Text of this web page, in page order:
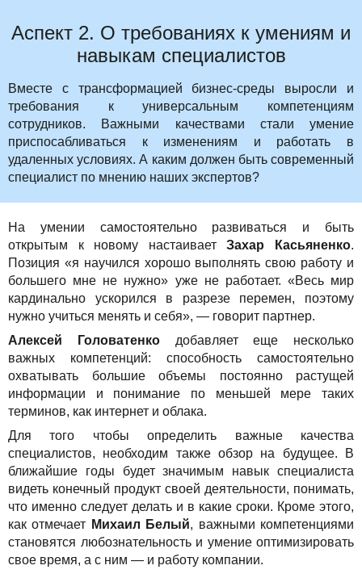
Аспект 2. О требованиях к умениям и
навыкам специалистов
Вместе с трансформацией бизнес-среды выросли и
требования к универсальным компетенциям
сотрудников. Важными качествами стали умение
приспосабливаться к изменениям и работать в
удаленных условиях. А каким должен быть современный
специалист по мнению наших экспертов?
На умении самостоятельно развиваться и быть
открытым к новому настаиваетЗахар Касьяненко.
Позиция «я научился хорошо выполнять свою работу и
большего мне не нужно» уже не работает. «Весь мир
кардинально ускорился в разрезе перемен, поэтому
нужно учиться менять и себя», — говорит партнер.
Алексей Головатенкодобавляет еще несколько
важных компетенций: способность самостоятельно
охватывать большие объемы постоянно растущей
информации и понимание по меньшей мере таких
терминов, как интернет и облака.
Для того чтобы определить важные качества
специалистов, необходим также обзор на будущее. В
ближайшие годы будет значимым навык специалиста
видеть конечный продукт своей деятельности, понимать,
что именно следует делать и в какие сроки. Кроме этого,
как отмечает Михаил Белый, важными компетенциями
становятся любознательность и умение оптимизировать
свое время, а с ним — и работу компании.